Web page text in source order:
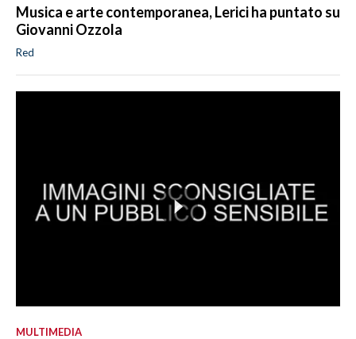
Musica e arte contemporanea, Lerici ha puntato su
Giovanni Ozzola
Red
MULTIMEDIA